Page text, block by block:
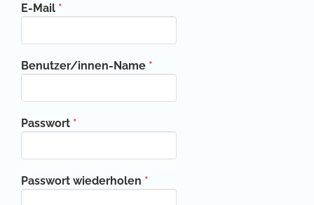
E-Mail *
Benutzer/innen-Name *
Passwort *
Passwort wiederholen *